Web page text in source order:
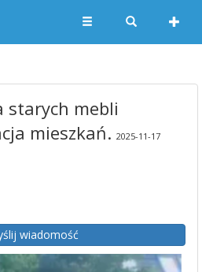
starych mebli
mieszkań. 2025-11-17
wiadomość